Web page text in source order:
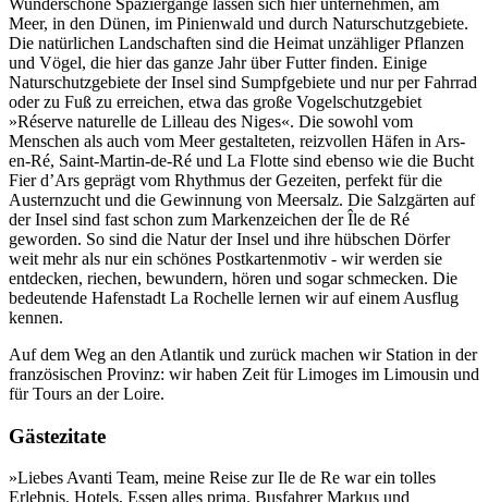
Meer, in den Dünen, im Pinienwald und durch Naturschutzgebiete.
Die natürlichen Landschaften sind die Heimat unzähliger Pflanzen
und Vögel, die hier das ganze Jahr über Futter finden. Einige
Naturschutzgebiete der Insel sind Sumpfgebiete und nur per Fahrrad
oder zu Fuß zu erreichen, etwa das große Vogelschutzgebiet
»Réserve naturelle de Lilleau des Niges«. Die sowohl vom
Menschen als auch vom Meer gestalteten, reizvollen Häfen in Ars-
en-Ré, Saint-Martin-de-Ré und La Flotte sind ebenso wie die Bucht
Fier d’Ars geprägt vom Rhythmus der Gezeiten, perfekt für die
Austernzucht und die Gewinnung von Meersalz. Die Salzgärten auf
der Insel sind fast schon zum Markenzeichen der Île de Ré
geworden. So sind die Natur der Insel und ihre hübschen Dörfer
weit mehr als nur ein schönes Postkartenmotiv - wir werden sie
entdecken, riechen, bewundern, hören und sogar schmecken. Die
bedeutende Hafenstadt La Rochelle lernen wir auf einem Ausflug
kennen.
Auf dem Weg an den Atlantik und zurück machen wir Station in der
französischen Provinz: wir haben Zeit für Limoges im Limousin und
für Tours an der Loire.
Gästezitate
»Liebes Avanti Team, meine Reise zur Ile de Re war ein tolles
Erlebnis. Hotels, Essen alles prima. Busfahrer Markus und